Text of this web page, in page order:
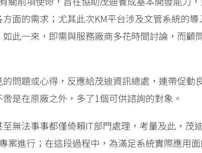
面的需求；尤其此次KM平台涉及文管系統的
此一來，即需與服務廠商多花時間討論，而顧
問題或心得，反應給茂迪資訊總處，連帶促動
是在原廠之外，多了1個可供諮詢的對象。
無法事事都僅倚賴IT部門處理，考量及此，茂
進行；在這段過程中，為滿足系統實際應用